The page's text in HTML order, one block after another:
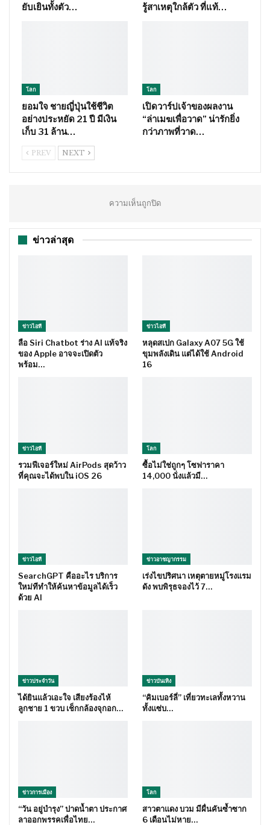
ยับเยินทั้งตัว… รู้สาเหตุใกล้ตัว ที่แท้…
โลก
ยอมใจ ชายญี่ปุ่นใช้ชีวิต
อย่างประหยัด 21 ปี มีเงิน
เก็บ 31 ล้าน…
โลก
เปิดวาร์ปเจ้าของผลงาน
“ล่าเมฆเพื่อวาด” น่ารักยิ่ง
กว่าภาพที่วาด…
PREV NEXT
ความเห็นถูกปิด
ข่าวล่าสุด
ข่าวไอที
ลือ Siri Chatbot ร่าง AI แท้จริง
ของ Apple อาจจะเปิดตัว
พร้อม…
ข่าวไอที
หลุดสเปก Galaxy A07 5G ใช้
ขุมพลังเดิน แต่ได้ใช้ Android
16
ข่าวไอที
รวมฟีเจอร์ใหม่ AirPods สุดว้าว
ที่คุณจะได้พบใน iOS 26
โลก
ซื้อไม่ใช่ถูกๆ โซฟาราคา
14,000 นั่งแล้วมี…
ข่าวไอที
SearchGPT คืออะไร บริการ
ใหม่ทีทำให้ค้นหาข้อมูลได้เร็ว
ด้วย AI
ข่าวอาชญากรรม
เร่งไขปริศนา เหตุตายหมู่โรงแรม
ดัง พบพิรุธจองไว้ 7…
ข่าวประจำวัน
ได้ยินแล้วเอะใจ เสียงร้องไห้
ลูกชาย 1 ขวบ เช็กกล้องจุกอก…
ข่าวบันเทิง
“คิมเบอร์ลี่” เที่ยวทะเลทั้งหวาน
ทั้งแซ่บ…
ข่าวการเมือง
“วัน อยู่บำรุง” ปาดน้ำตา ประกาศ
ลาออกพรรคเพื่อไทย…
โลก
สาวตาแดง บวม มีผื่นคันซ้ำซาก
6 เดือนไม่หาย…